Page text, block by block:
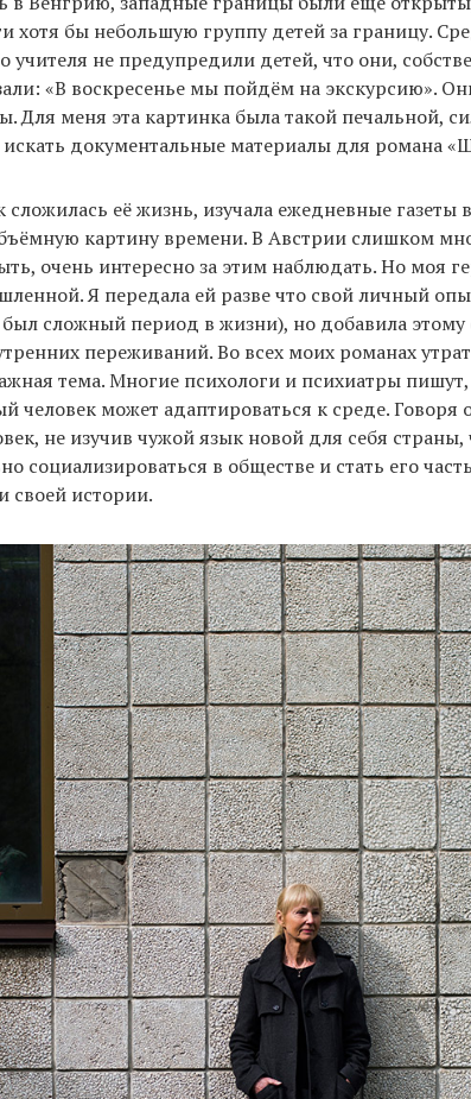
хотя бы небольшую группу детей за границу.
учителя не предупредили детей, что они,
«В воскресенье мы пойдём на экскурсию».
Для меня эта картинка была такой печальной,
искать документальные материалы для романа
сложилась её жизнь, изучала ежедневные газеты
картину времени. В Австрии слишком
очень интересно за этим наблюдать. Но моя
Я передала ей разве что свой личный
сложный период в жизни), но добавила этому
переживаний. Во всех моих романах
тема. Многие психологи и психиатры пишут,
человек может адаптироваться к среде. Говоря
не изучив чужой язык новой для себя страны,
социализироваться в обществе и стать его
своей истории.